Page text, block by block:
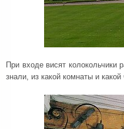
При входе висят колокольчики
знали, из какой комнаты и